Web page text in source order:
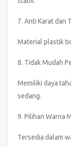
7. Anti Karat dan
Material plastik
8. Tidak Mudah
Memiliki daya
sedang.
9. Pilihan Warna
Tersedia dalam